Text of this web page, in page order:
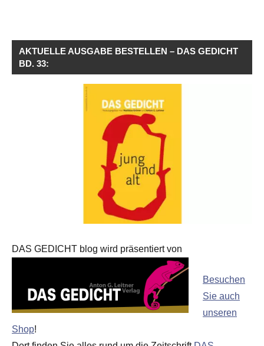
AKTUELLE AUSGABE BESTELLEN – DAS GEDICHT
BD. 33:
DAS GEDICHT blog wird präsentiert von
Besuchen
Sie auch
unseren
Shop!